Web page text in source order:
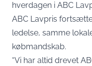
hverdagen i ABC
ABC Lavpris
ledelse, samme
købmandskab.
“Vi har altid drevet